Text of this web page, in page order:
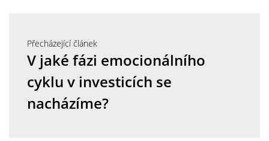
Přecházející článek
V jaké fázi emocionálního
cyklu v investicích se
nacházíme?